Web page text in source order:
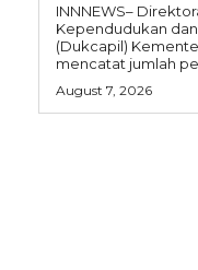
INNNEWS–
Kependudukan
(Dukcapil)
mencatat jumlah
August 7, 2026